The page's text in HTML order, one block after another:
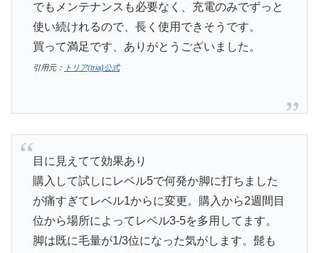
でもメンテナンスも必要なく、充電のみでずっと
使い続けれるので、長く使用できそうです。
買って満足です、ありがとうございました。
引用元： トリア(tria)公式
目に見えてて効果あり
購入して試しにレベル5で何発か脚に打ちました
が痛すぎてレベル1からに変更。購入から2週間目
位から場所によってレベル3-5を多用してます。
脚は既に毛量が1/3位になった気がします。髭も